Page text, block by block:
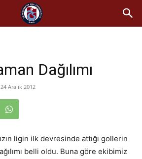
Dağılımı
24 Aralık 2012
ligin ilk devresinde attığı gollerin
belli oldu. Buna göre ekibimiz